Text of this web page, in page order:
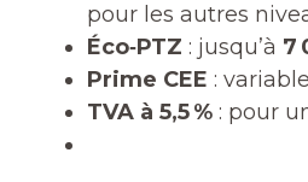
pour les autres
Éco‑PTZ : jusqu’à 7
Prime CEE :
TVA à 5,5 % : pour